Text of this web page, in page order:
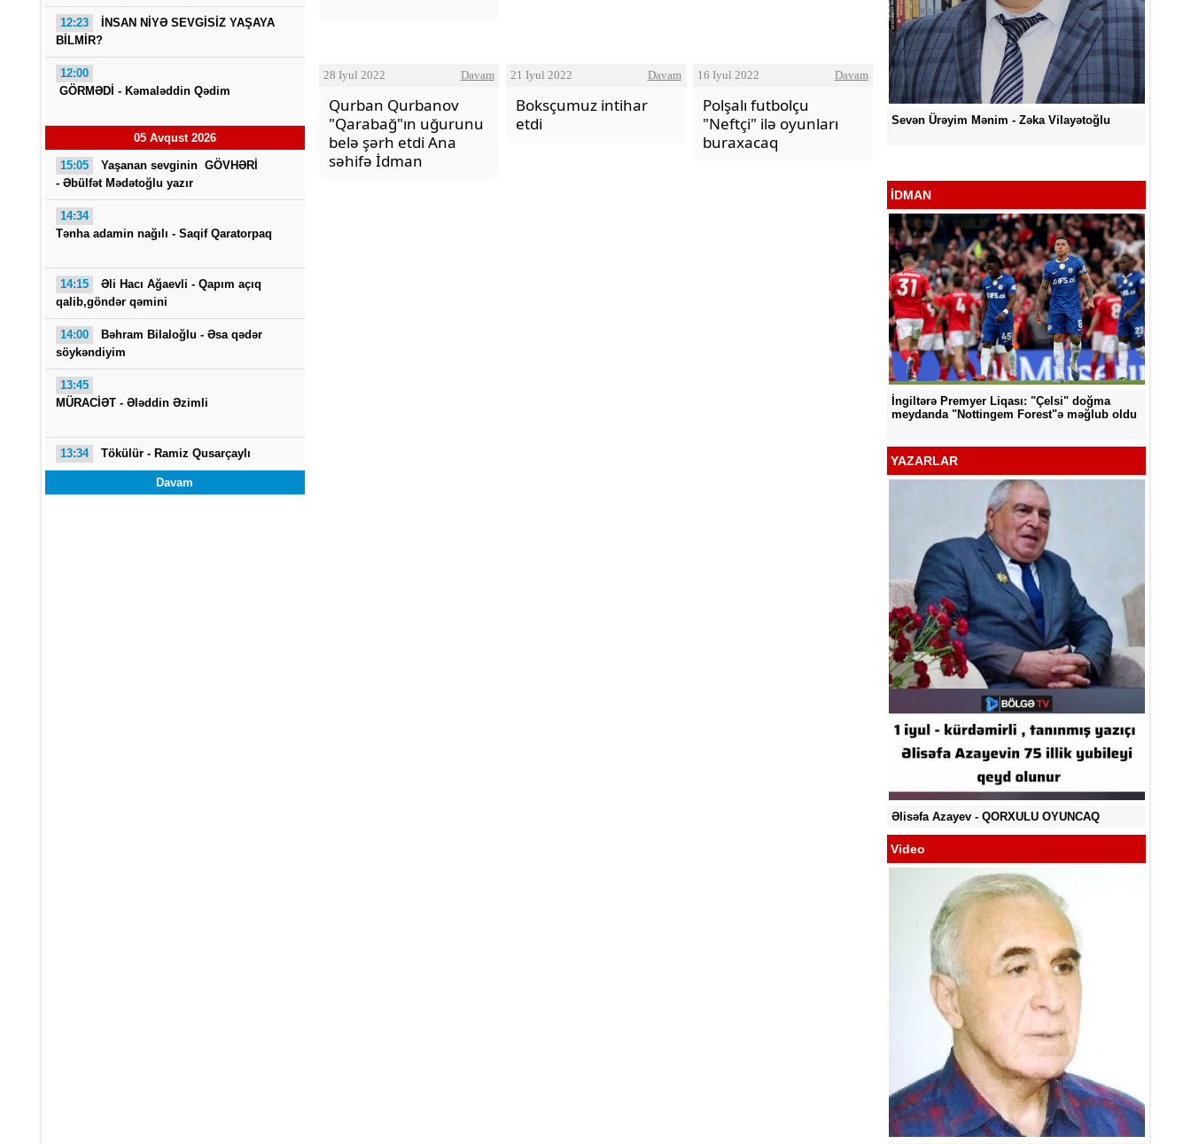
12:23
İNSAN NİYƏ SEVGİSİZ YAŞAYA
BİLMİR?
12:00
GÖRMƏDİ - Kəmaləddin Qədim
05 Avqust 2026
15:05
Yaşanan sevginin GÖVHƏRİ
- Əbülfət Mədətoğlu yazır
14:34
Tənha adamin nağılı - Saqif Qaratorpaq
14:15 Əli Hacı Ağaevli - Qapım açıq
qalib,göndər qəmini
14:00
Bəhram Bilaloğlu - Əsa qədər
söykəndiyim
13:45
MÜRACİƏT - Ələddin Əzimli
13:34 Tökülür - Ramiz Qusarçaylı
Davam
28 Iyul 2022 Davam
Qurban Qurbanov
"Qarabağ"ın uğurunu
belə şərh etdi Ana
səhifə İdman
21 Iyul 2022 Davam
Boksçumuz intihar
etdi
16 Iyul 2022 Davam
Polşalı futbolçu
"Neftçi" ilə oyunları
buraxacaq
Səni Qəlbimdən Çıxarım Necə - Zəka
Sevən Ürəyim Mənim - Zəka Vilayətoğlu
İDMAN
İngiltərə Premyer Liqası: "Çelsi" doğma
meydanda "Nottingem Forest"ə məğlub oldu
YAZARLAR
Əlisəfa Azayev - QORXULU OYUNCAQ
Video